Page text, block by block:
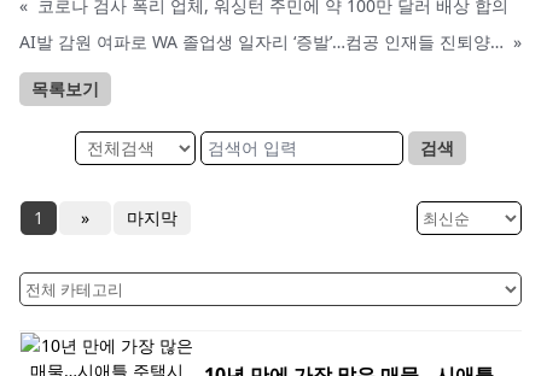
« 코로나 검사 폭리 업체, 워싱턴 주민에 약 100만 달러 배상 합의
AI발 감원 여파로 WA 졸업생 일자리 ‘증발’…컴공 인재들 진퇴양난 »
목록보기
검색
1 » 마지막